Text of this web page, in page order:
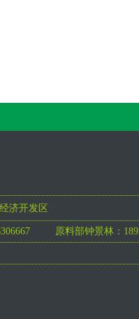
济开发区
原料部钟景林：